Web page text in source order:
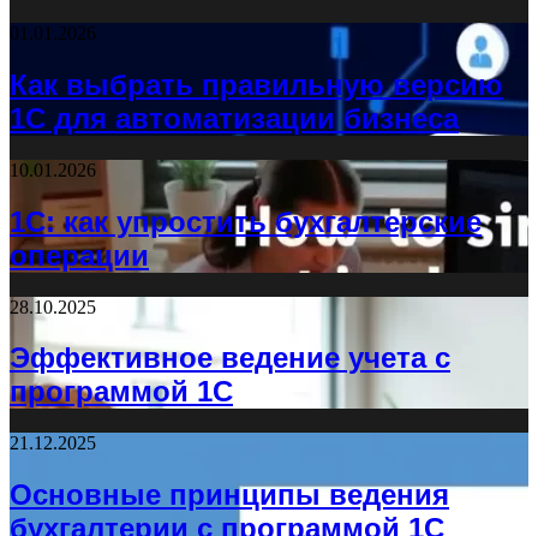
01.01.2026
Как выбрать правильную версию
1С для автоматизации бизнеса
10.01.2026
1С: как упростить бухгалтерские
операции
28.10.2025
Эффективное ведение учета с
программой 1С
21.12.2025
Основные принципы ведения
бухгалтерии с программой 1С